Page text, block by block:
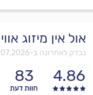
אול אין מיזוג
נבדק לאחרונה ב-
4.86
83
חוות דעת